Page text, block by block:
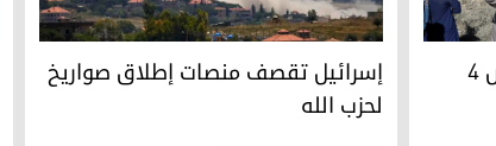
الجيش الباكستاني يعلن اعتراض 4 إسرائيل تقصف منصات إطلاق صواريخ لحزب الله
إسرائيل تقصف منصات إطلاق صواريخ
لحزب الله